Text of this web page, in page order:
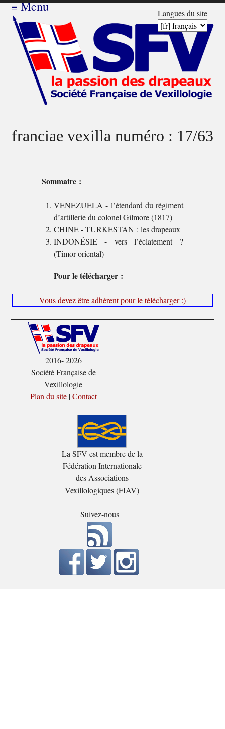
Langues du site
≡Menu
franciae vexilla numéro : 17/63
Sommaire :
VENEZUELA - l’étendard du régiment
d’artillerie du colonel Gilmore (1817)
CHINE - TURKESTAN : les drapeaux
INDONÉSIE - vers l’éclatement ?
(Timor oriental)
Pour le télécharger :
Vous devez être adhérent pour le télécharger :)
2016- 2026
Société Française de
Vexillologie
Plan du site|Contact
La SFV est membre de la
Fédération Internationale
des Associations
Vexillologiques (FIAV)
Suivez-nous